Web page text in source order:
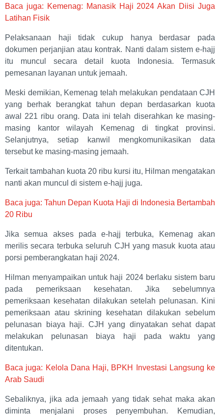
Baca juga: Kemenag: Manasik Haji 2024 Akan Diisi Juga
Latihan Fisik
Pelaksanaan haji tidak cukup hanya berdasar pada
dokumen perjanjian atau kontrak. Nanti dalam sistem e-hajj
itu muncul secara detail kuota Indonesia. Termasuk
pemesanan layanan untuk jemaah.
Meski demikian, Kemenag telah melakukan pendataan CJH
yang berhak berangkat tahun depan berdasarkan kuota
awal 221 ribu orang. Data ini telah diserahkan ke masing-
masing kantor wilayah Kemenag di tingkat provinsi.
Selanjutnya, setiap kanwil mengkomunikasikan data
tersebut ke masing-masing jemaah.
Terkait tambahan kuota 20 ribu kursi itu, Hilman mengatakan
nanti akan muncul di sistem e-hajj juga.
Baca juga: Tahun Depan Kuota Haji di Indonesia Bertambah
20 Ribu
Jika semua akses pada e-hajj terbuka, Kemenag akan
merilis secara terbuka seluruh CJH yang masuk kuota atau
porsi pemberangkatan haji 2024.
Hilman menyampaikan untuk haji 2024 berlaku sistem baru
pada pemeriksaan kesehatan. Jika sebelumnya
pemeriksaan kesehatan dilakukan setelah pelunasan. Kini
pemeriksaan atau skrining kesehatan dilakukan sebelum
pelunasan biaya haji. CJH yang dinyatakan sehat dapat
melakukan pelunasan biaya haji pada waktu yang
ditentukan.
Baca juga: Kelola Dana Haji, BPKH Investasi Langsung ke
Arab Saudi
Sebaliknya, jika ada jemaah yang tidak sehat maka akan
diminta menjalani proses penyembuhan. Kemudian,